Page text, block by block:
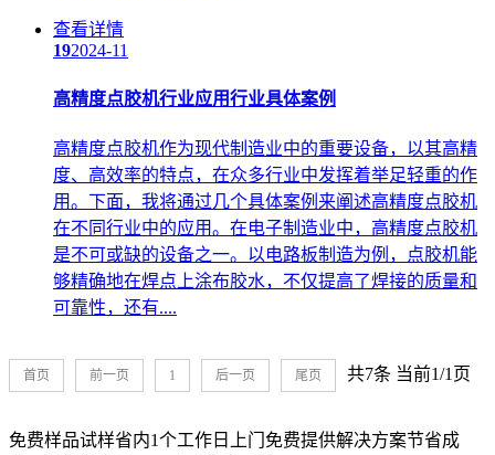
查看详情
192024-11
高精度点胶机行业应用行业具体案例
高精度点胶机作为现代制造业中的重要设备，以其高精
度、高效率的特点，在众多行业中发挥着举足轻重的作
用。下面，我将通过几个具体案例来阐述高精度点胶机
在不同行业中的应用。在电子制造业中，高精度点胶机
是不可或缺的设备之一。以电路板制造为例，点胶机能
够精确地在焊点上涂布胶水，不仅提高了焊接的质量和
可靠性，还有....
共7条 当前1/1页
首页 前一页 1 后一页 尾页
免费样品试样省内1个工作日上门 免费提供解决方案节省成